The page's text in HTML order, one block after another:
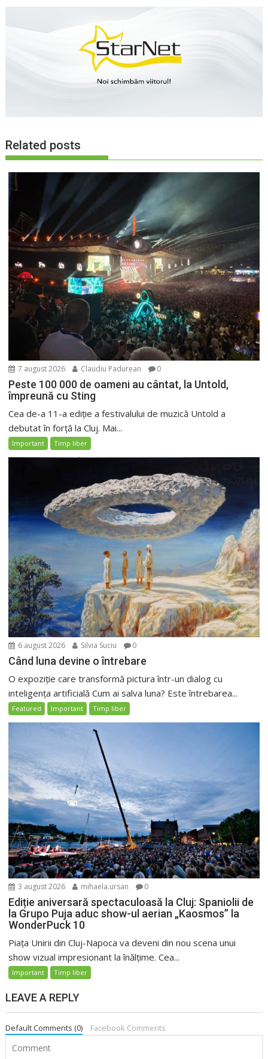
Related posts
7 august 2026 Claudiu Padurean 0
Peste 100 000 de oameni au cântat, la Untold,
împreună cu Sting
Cea de-a 11-a ediție a festivalului de muzică Untold a
debutat în forță la Cluj. Mai...
Important Timp liber
6 august 2026 Silvia Suciu 0
Când luna devine o întrebare
O expoziție care transformă pictura într-un dialog cu
inteligența artificială Cum ai salva luna? Este întrebarea...
Featured Important Timp liber
3 august 2026 mihaela.ursan 0
Ediție aniversară spectaculoasă la Cluj: Spaniolii de
la Grupo Puja aduc show-ul aerian „Kaosmos” la
WonderPuck 10
Piața Unirii din Cluj-Napoca va deveni din nou scena unui
show vizual impresionant la înălțime. Cea...
Important Timp liber
LEAVE A REPLY
Default Comments (0) Facebook Comments